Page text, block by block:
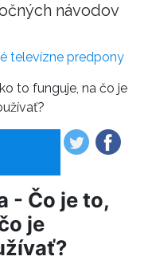
návodov
televízne predpony
to funguje, na čo je
- Čo je to,
je